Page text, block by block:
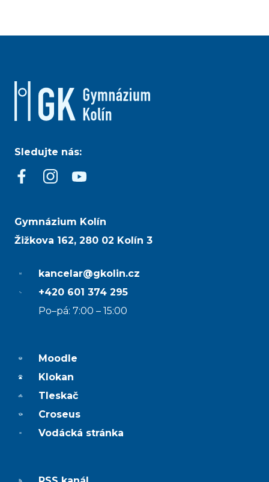
Sledujte nás:
Gymnázium Kolín
Žižkova 162, 280 02 Kolín 3
kancelar@gkolin.cz
+420 601 374 295
Po–pá: 7:00 – 15:00
Moodle
Klokan
Tleskač
Croseus
Vodácká stránka